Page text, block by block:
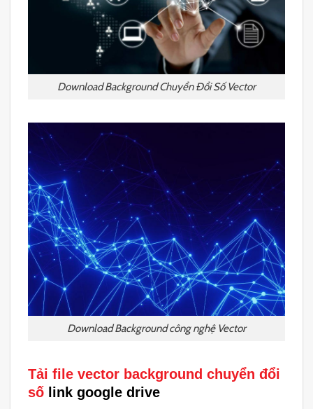
Download Background Chuyển Đổi Số Vector
Download Background công nghệ Vector
Tải file vector background chuyển đổi
số link google drive